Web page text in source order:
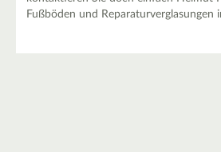
Fußböden und Reparaturverglasungen